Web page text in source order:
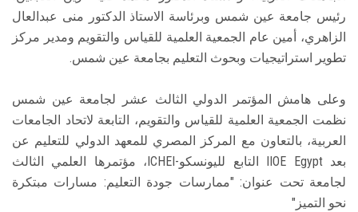
رئيس جامعة عين شمس وبرئاسة الاستاذ الدكتور منى عبدالعال
الزاهري، أمين عام الجمعية العلمية للقياس والتقويم ومدير مركز
تطوير استراتيجيات وبحوث التعليم بجامعة عين شمس.
وعلى هامش المؤتمر الدولي الثالث عشر لجامعة عين شمس
نظمت الجمعية العلمية للقياس والتقويم، التابعة لاتحاد الجامعات
العربية، بالتعاون مع المركز المصري للمعهد الدولي للتعليم عن
بعد IIOE Egypt التابع لليونسكو-ICHEI، مؤتمرها العلمي الثالث
لجامعة تحت عنوان: "ممارسات جودة التعليم: مسارات مبتكرة
نحو التميز"